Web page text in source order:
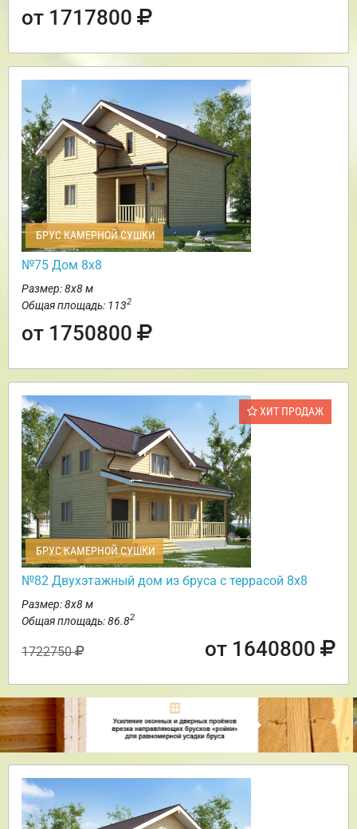
от 1717800
БРУС КАМЕРНОЙ СУШКИ
№75 Дом 8х8
Размер: 8х8 м
Общая площадь: 1132
от 1750800
ХИТ ПРОДАЖ
БРУС КАМЕРНОЙ СУШКИ
№82 Двухэтажный дом из бруса с террасой 8х8
Размер: 8х8 м
Общая площадь: 86.82
1722750 от 1640800